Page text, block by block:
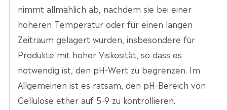
nimmt allmählich ab, nachdem sie bei einer
höheren Temperatur oder für einen langen
Zeitraum gelagert wurden, insbesondere für
Produkte mit hoher Viskosität, so dass es
notwendig ist, den pH-Wert zu begrenzen. Im
Allgemeinen ist es ratsam, den pH-Bereich von
Cellulose ether auf 5-9 zu kontrollieren.